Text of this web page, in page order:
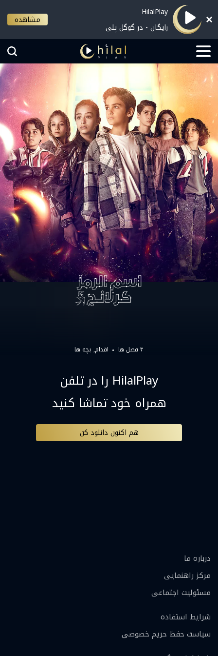
HilalPlay
رایگان - در گوگل پلی
مشاهده
۳ فصل ها اقدام بچه ها
HilalPlay را در تلفن
همراه خود تماشا کنید
هم اکنون دانلود کن
درباره ما
مرکز راهنمایی
مسئولیت اجتماعی
شرایط استفاده
سیاست حفظ حریم خصوصی